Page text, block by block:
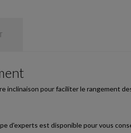
pour faciliter le rangement
d'experts est disponible pour vous